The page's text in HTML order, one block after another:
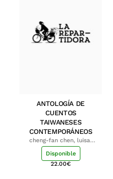
ANTOLOGÍA DE
CUENTOS
TAIWANESES
CONTEMPORÁNEOS
cheng-fan chen, luisa;
shu-ying chang, luisa
Disponible
22.00€